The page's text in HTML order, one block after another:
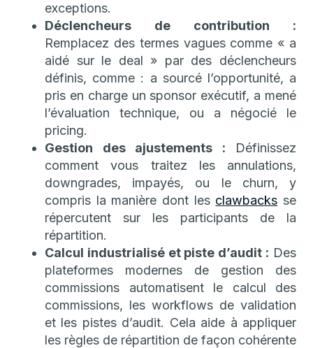
exceptions.
Déclencheurs de contribution :
Remplacez des termes vagues comme « a
aidé sur le deal » par des déclencheurs
définis, comme : a sourcé l’opportunité, a
pris en charge un sponsor exécutif, a mené
l’évaluation technique, ou a négocié le
pricing.
Gestion des ajustements : Définissez
comment vous traitez les annulations,
downgrades, impayés, ou le churn, y
compris la manière dont les clawbacks se
répercutent sur les participants de la
répartition.
Calcul industrialisé et piste d’audit : Des
plateformes modernes de gestion des
commissions automatisent le calcul des
commissions, les workflows de validation
et les pistes d’audit. Cela aide à appliquer
les règles de répartition de façon cohérente